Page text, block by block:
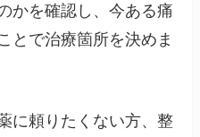
かを確認し、今ある痛
とで治療箇所を決めま
に頼りたくない方、整